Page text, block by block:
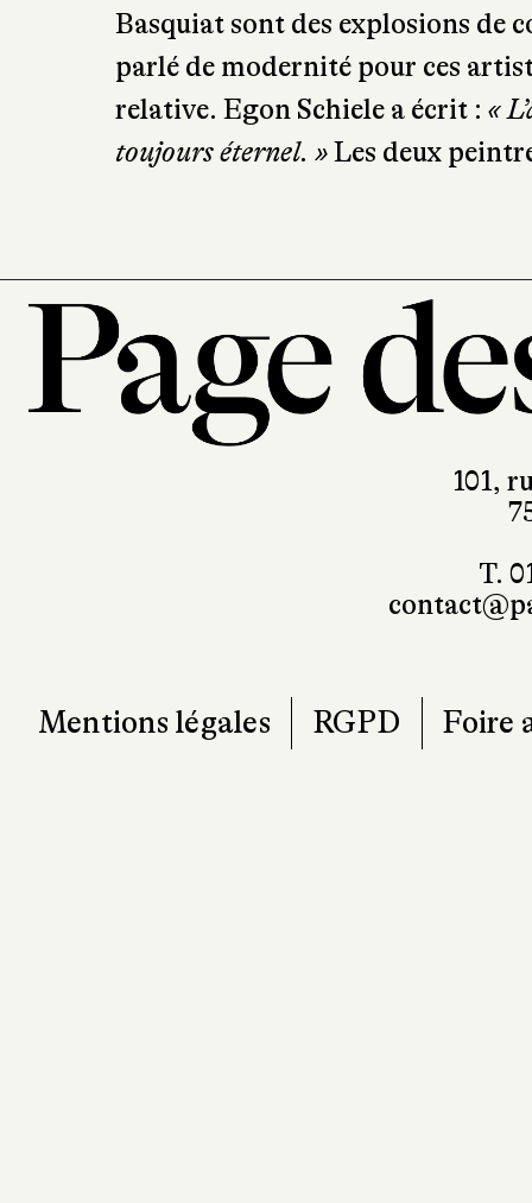
Basquiat sont des explosions de
parlé de modernité pour ces
relative. Egon Schiele a écrit : «
toujours éternel. »Les deux
101,
T.
Mentions légales RGPD Foire